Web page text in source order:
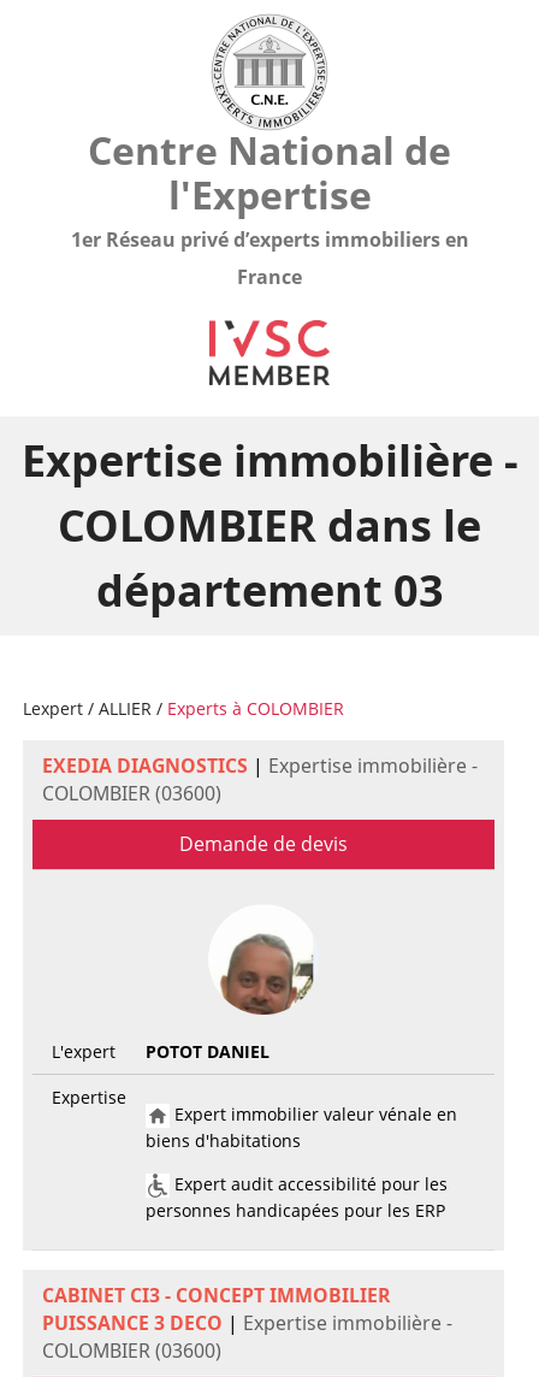
Centre National de
l'Expertise
1er Réseau privé d’experts immobiliers en
France
Expertise immobilière -
COLOMBIER dans le
département 03
Lexpert/ ALLIER/ Experts à COLOMBIER
EXEDIA DIAGNOSTICS | Expertise immobilière -
COLOMBIER (03600)
Demande de devis
L'expert
POTOT DANIEL
Expertise
Expert immobilier valeur vénale en
biens d'habitations
Expert audit accessibilité pour les
personnes handicapées pour les ERP
CABINET CI3 - CONCEPT IMMOBILIER
PUISSANCE 3 DECO | Expertise immobilière -
COLOMBIER (03600)